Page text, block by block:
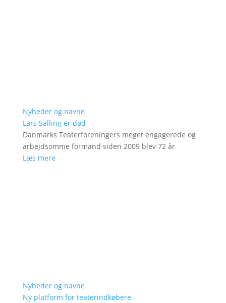
Nyheder og navne
Lars Salling er død
Danmarks Teaterforeningers meget engagerede og
arbejdsomme formand siden 2009 blev 72 år
Læs mere
Nyheder og navne
Ny platform for teaterindkøbere